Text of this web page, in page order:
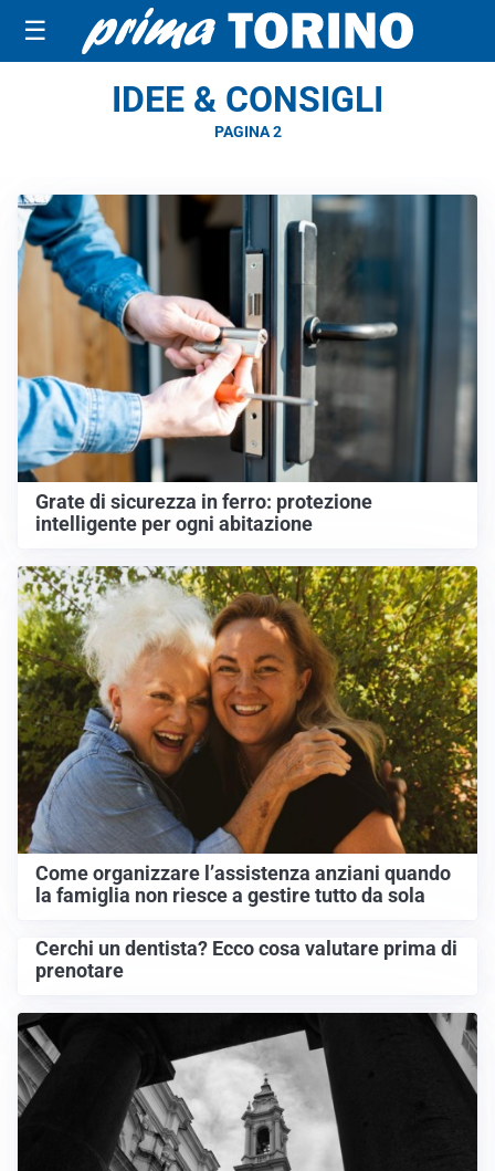
☰
IDEE & CONSIGLI
PAGINA 2
Grate di sicurezza in ferro: protezione
intelligente per ogni abitazione
Come organizzare l’assistenza anziani quando
la famiglia non riesce a gestire tutto da sola
Cerchi un dentista? Ecco cosa valutare prima di
prenotare